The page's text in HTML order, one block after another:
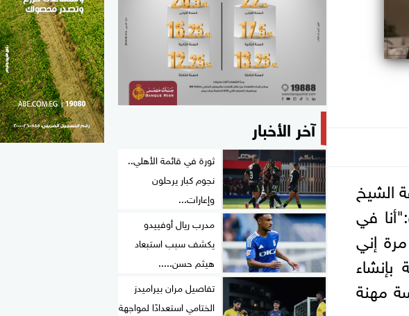
الشيخ
في
إني
بإنشاء
مهنة
آخر الأخبار
ثورة في قائمة الأهلي..
نجوم كبار يرحلون
وإعارات...
مدرب ريال أوفييدو
يكشف سبب استبعاد
هيثم حسن.....
تفاصيل مران بيراميدز
الختامي استعدادًا لمواجهة